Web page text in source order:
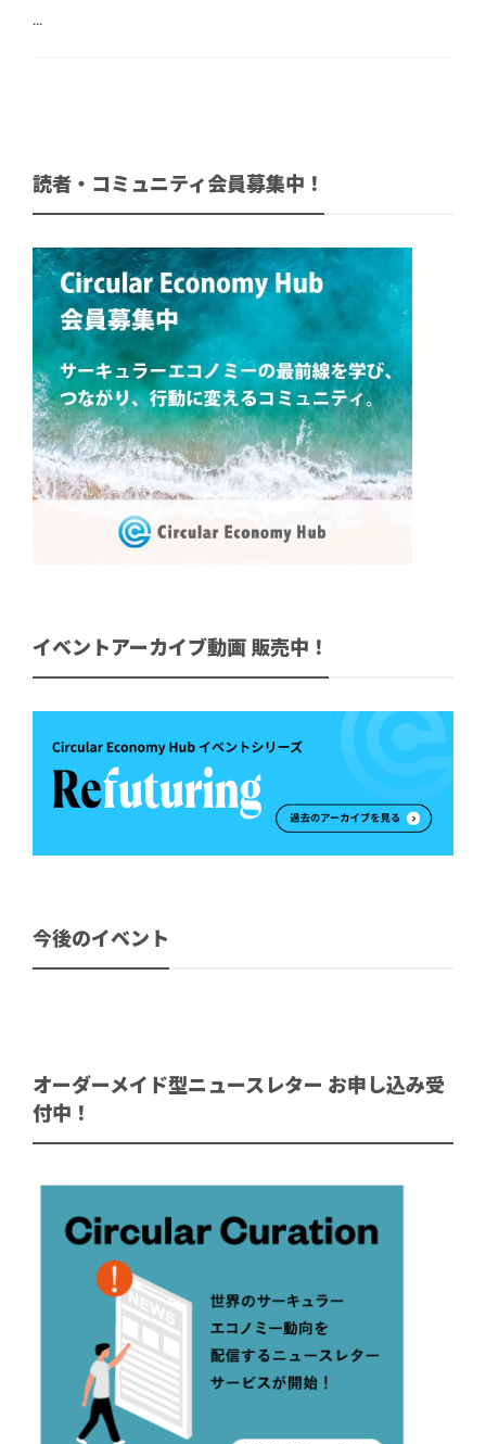
...
読者・コミュニティ会員募集中！
イベントアーカイブ動画 販売中！
今後のイベント
オーダーメイド型ニュースレター お申し込み受
付中！